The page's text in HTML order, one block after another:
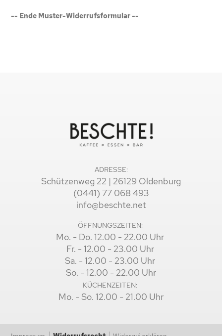
-- Ende Muster-Widerrufsformular --
ADRESSE:
Schützenweg 22 | 26129 Oldenburg
(0441) 77 068 493
info@beschte.net
ÖFFNUNGSZEITEN:
Mo. - Do. 12.00 - 22.00 Uhr
Fr. - 12.00 - 23.00 Uhr
Sa. - 12.00 - 23.00 Uhr
So. - 12.00 - 22.00 Uhr
KÜCHENZEITEN:
Mo. - So. 12.00 - 21.00 Uhr